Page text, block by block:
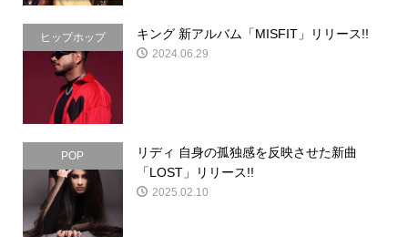
ヒップホップ キング 新アルバム「MISFIT」リリース!!
2024.06.29
POP
リディ 自身の孤独感を反映させた新曲
「LOST」リリース!!
2025.02.10